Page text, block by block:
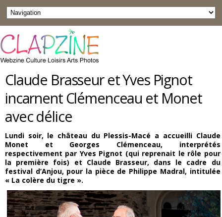
Claude Brasseur et Yves Pignot
incarnent Clémenceau et Monet
avec délice
Lundi soir, le château du Plessis-Macé a accueilli Claude
Monet et Georges Clémenceau, interprétés
respectivement par Yves Pignot (qui reprenait le rôle pour
la première fois) et Claude Brasseur, dans le cadre du
festival d’Anjou, pour la pièce de Philippe Madral, intitulée
« La colère du tigre ».